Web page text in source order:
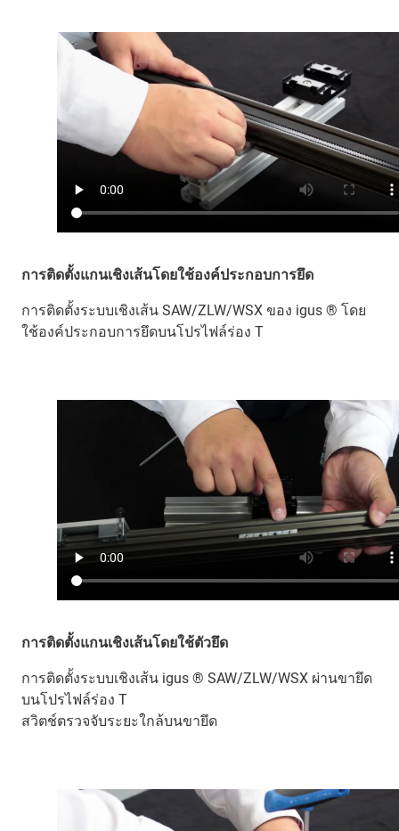
การติดตั้งแกนเชิงเส้นโดยใช้องค์ประกอบการยึด
การติดตั้งระบบเชิงเส้น SAW/ZLW/WSX ของ igus ® โดย
ใช้องค์ประกอบการยึดบนโปรไฟล์ร่อง T
การติดตั้งแกนเชิงเส้นโดยใช้ตัวยึด
การติดตั้งระบบเชิงเส้น igus ® SAW/ZLW/WSX ผ่านขายึด
บนโปรไฟล์ร่อง T
สวิตช์ตรวจจับระยะใกล้บนขายึด